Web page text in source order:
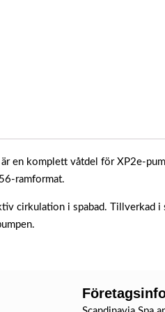
en komplett våtdel för XP2e-
ramformat.
cirkulation i spabad. Tillverkad